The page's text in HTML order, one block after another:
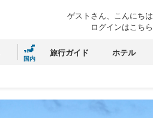
ゲストさん、こんにちは
ログインはこちら
国内
旅行ガイド ホテル